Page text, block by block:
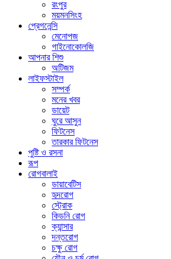
রংপুর
ময়মনসিংহ
প্রেগনেন্সি
মেনোপজ
গাইনোকোলজি
আপনার শিশু
অটিজম
লাইফস্টাইল
সম্পর্ক
মনের খবর
ডায়েট
ঘুরে আসুন
ফিটনেস
তারকার ফিটনেস
পুষ্টি ও রসনা
রূপ
রোগবালাই
ডায়াবেটিস
হৃদরোগ
স্ট্রোক
কিডনি রোগ
ক্যান্সার
দন্তরোগ
চক্ষু রোগ